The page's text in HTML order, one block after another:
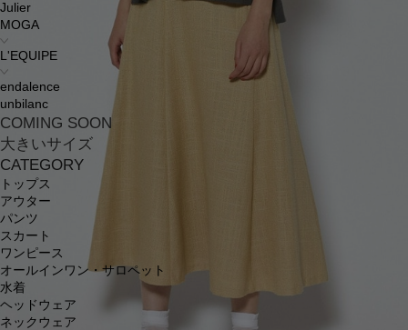
Julier
MOGA
L'EQUIPE
endalence
unbilanc
COMING SOON
大きいサイズ
CATEGORY
トップス
アウター
パンツ
スカート
ワンピース
オールインワン・サロペット
水着
ヘッドウェア
ネックウェア